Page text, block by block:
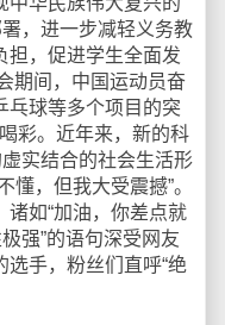
，进一步减轻义务教
担，促进学生全面发
期间，中国运动员奋
乓球等多个项目的突
彩。近年来，新的科
实结合的社会生活形
懂，但我大受震撼”。
诸如“加油，你差点就
强”的语句深受网友
手，粉丝们直呼“绝